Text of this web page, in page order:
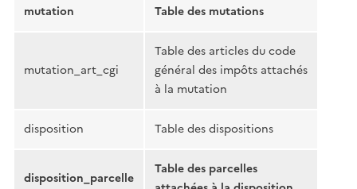
mutation Table des mutations
mutation_art_cgi
Table des articles du code
général des impôts attachés
à la mutation
disposition Table des dispositions
disposition_parcelle
Table des parcelles